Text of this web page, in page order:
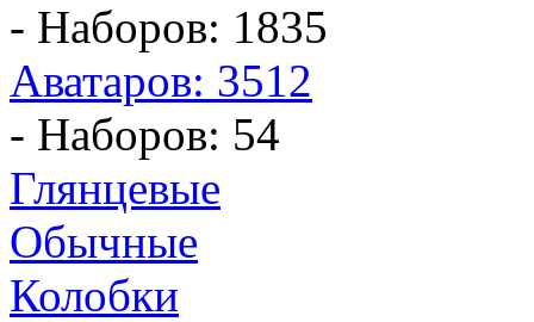
- Наборов: 1835
Аватаров: 3512
- Наборов: 54
Глянцевые
Обычные
Колобки